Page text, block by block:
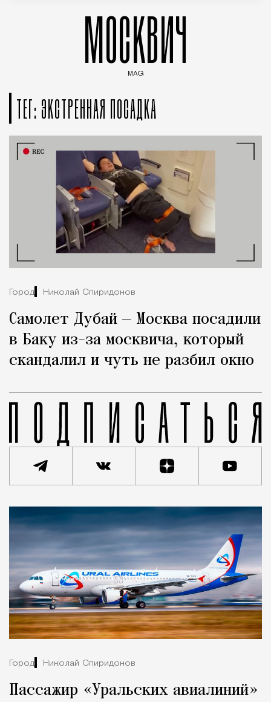
МОСКВИЧ
MAG
ТЕГ: ЭКСТРЕННАЯ ПОСАДКА
Город Николай Спиридонов
Самолет Дубай — Москва посадили
в Баку из-за москвича, который
скандалил и чуть не разбил окно
Город Николай Спиридонов
Пассажир «Уральских авиалиний»